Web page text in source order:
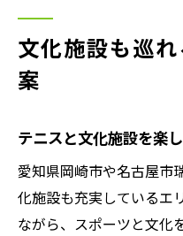
文化施設も巡
案
テニスと文化施設を楽
愛知県岡崎市や名古屋市
化施設も充実しているエ
ながら、スポーツと文化